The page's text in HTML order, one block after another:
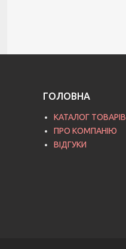
ГОЛОВНА
КАТАЛОГ ТОВАРІВ
ПРО КОМПАНІЮ
ВІДГУКИ